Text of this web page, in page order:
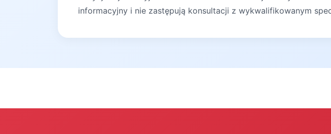
informacyjny i nie zastępują konsultacji z wykwalifikowanym